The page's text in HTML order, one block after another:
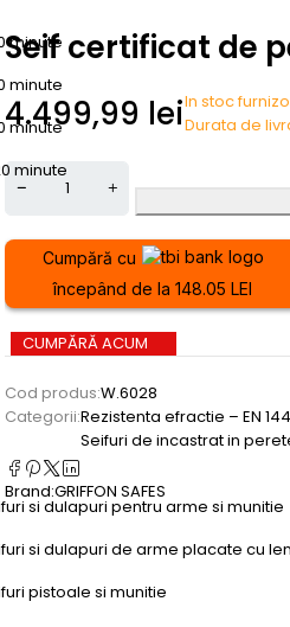
minute
minute
minute
minute
si dulapuri pentru arme si munitie
si dulapuri de arme placate cu
pistoale si munitie
Seif certificat de
4.499,99 leiIn stoc
Durata de
Cumpără cu
începând de la 148.05 LEI
CUMPĂRĂ ACUM
Cod produs:W.6028
Categorii:Rezistenta efractie – EN
Seifuri de incastrat in
Brand:GRIFFON SAFES